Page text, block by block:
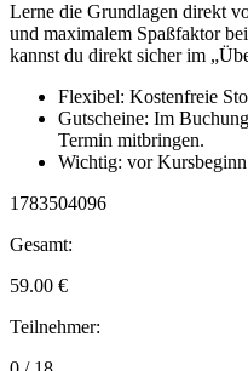
Lerne die Grundlagen direkt
und maximalem Spaßfaktor
kannst du direkt sicher im
Flexibel: Kostenfreie
Gutscheine: Im
Termin mitbringen.
Wichtig: vor
1783504096
Gesamt:
59.00 €
Teilnehmer: